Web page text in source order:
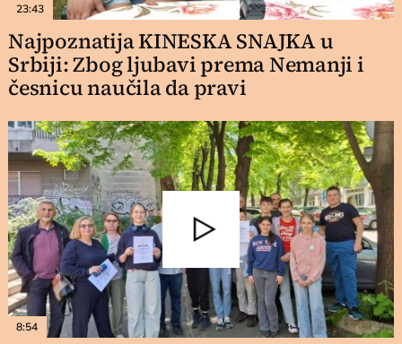
23:43
Najpoznatija KINESKA SNAJKA u
Srbiji: Zbog ljubavi prema Nemanji i
česnicu naučila da pravi
8:54